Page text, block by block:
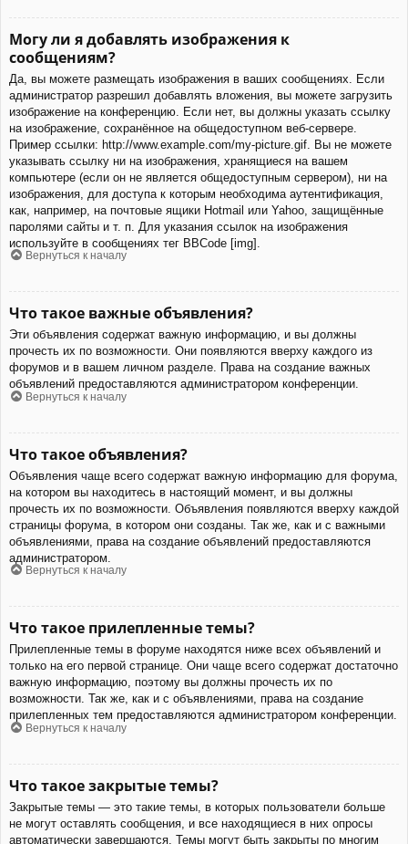
Могу ли я добавлять изображения к
сообщениям?
Да, вы можете размещать изображения в ваших сообщениях. Если
администратор разрешил добавлять вложения, вы можете загрузить
изображение на конференцию. Если нет, вы должны указать ссылку
на изображение, сохранённое на общедоступном веб-сервере.
Пример ссылки: http://www.example.com/my-picture.gif. Вы не можете
указывать ссылку ни на изображения, хранящиеся на вашем
компьютере (если он не является общедоступным сервером), ни на
изображения, для доступа к которым необходима аутентификация,
как, например, на почтовые ящики Hotmail или Yahoo, защищённые
паролями сайты и т. п. Для указания ссылок на изображения
используйте в сообщениях тег BBCode [img].
Вернуться к началу
Что такое важные объявления?
Эти объявления содержат важную информацию, и вы должны
прочесть их по возможности. Они появляются вверху каждого из
форумов и в вашем личном разделе. Права на создание важных
объявлений предоставляются администратором конференции.
Вернуться к началу
Что такое объявления?
Объявления чаще всего содержат важную информацию для форума,
на котором вы находитесь в настоящий момент, и вы должны
прочесть их по возможности. Объявления появляются вверху каждой
страницы форума, в котором они созданы. Так же, как и с важными
объявлениями, права на создание объявлений предоставляются
администратором.
Вернуться к началу
Что такое прилепленные темы?
Прилепленные темы в форуме находятся ниже всех объявлений и
только на его первой странице. Они чаще всего содержат достаточно
важную информацию, поэтому вы должны прочесть их по
возможности. Так же, как и с объявлениями, права на создание
прилепленных тем предоставляются администратором конференции.
Вернуться к началу
Что такое закрытые темы?
Закрытые темы — это такие темы, в которых пользователи больше
не могут оставлять сообщения, и все находящиеся в них опросы
автоматически завершаются. Темы могут быть закрыты по многим